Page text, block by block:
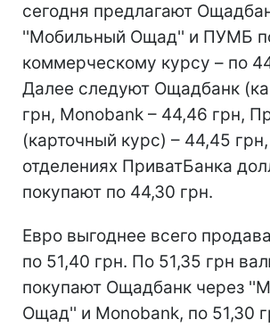
сегодня предлагают
''Мобильный Ощад'' и ПУМБ
коммерческому курсу – по
Далее следуют Ощадбанк
грн, Monobank – 44,46 грн,
(карточный курс) – 44,45
отделениях ПриватБанка
покупают по 44,30 грн.
Евро выгоднее всего
по 51,40 грн. По 51,35 грн
покупают Ощадбанк через
Ощад'' и Monobank, по 51,30